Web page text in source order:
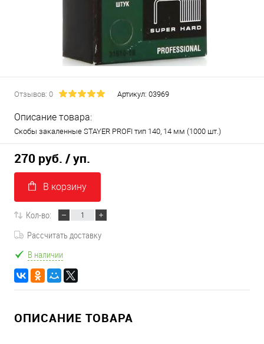
Отзывов: 0 Артикул: 03969
Описание товара:
Скобы закаленные STAYER PROFI тип 140, 14 мм (1000 шт.)
270 руб. / уп.
В корзину
Кол-во:
Рассчитать доставку
В наличии
ОПИСАНИЕ ТОВАРА